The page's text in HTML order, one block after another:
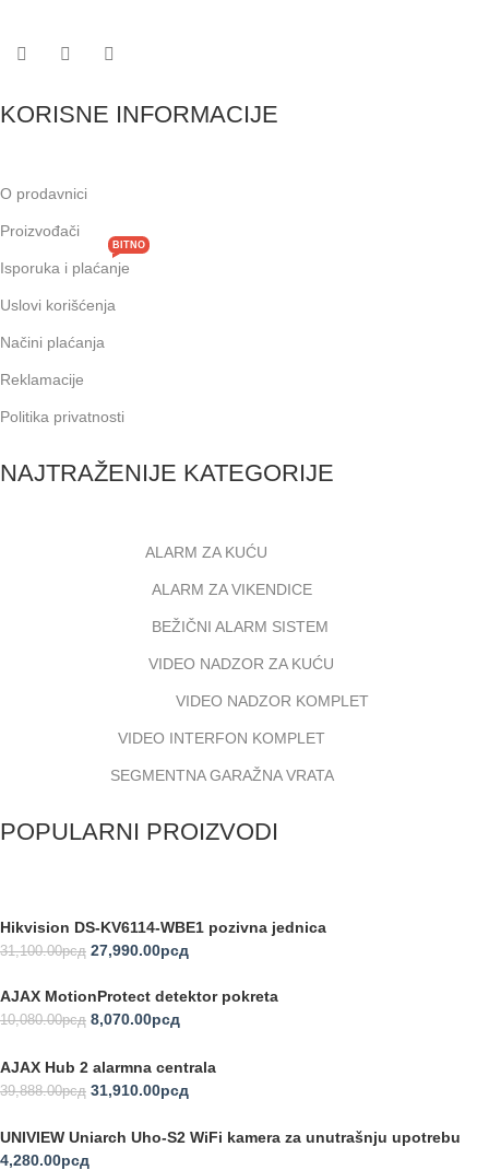
KORISNE INFORMACIJE
O prodavnici
Proizvođači
Isporuka i plaćanje
BITNO
Uslovi korišćenja
Načini plaćanja
Reklamacije
Politika privatnosti
NAJTRAŽENIJE KATEGORIJE
ALARM ZA KUĆU
ALARM ZA VIKENDICE
BEŽIČNI ALARM SISTEM
VIDEO NADZOR ZA KUĆU
VIDEO NADZOR KOMPLET
VIDEO INTERFON KOMPLET
SEGMENTNA GARAŽNA VRATA
POPULARNI PROIZVODI
Hikvision DS-KV6114-WBE1 pozivna jednica
31,100.00рсд 27,990.00рсд
AJAX MotionProtect detektor pokreta
10,080.00рсд 8,070.00рсд
AJAX Hub 2 alarmna centrala
39,888.00рсд 31,910.00рсд
UNIVIEW Uniarch Uho-S2 WiFi kamera za unutrašnju upotrebu
4,280.00рсд